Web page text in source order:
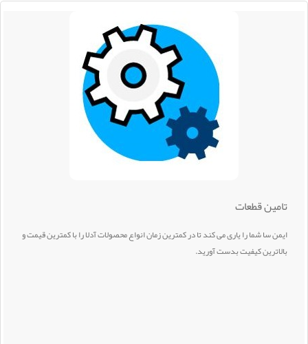
تامین قطعات
ایمن سا شما را یاری می کند تا در کمترین زمان انواع محصولات آدلا را با کمترین قیمت و
بالاترین کیفیت بدست آورید.